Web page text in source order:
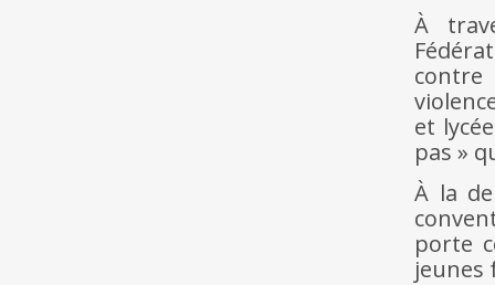
À
contre
et
pas »
À la
porte
jeunes